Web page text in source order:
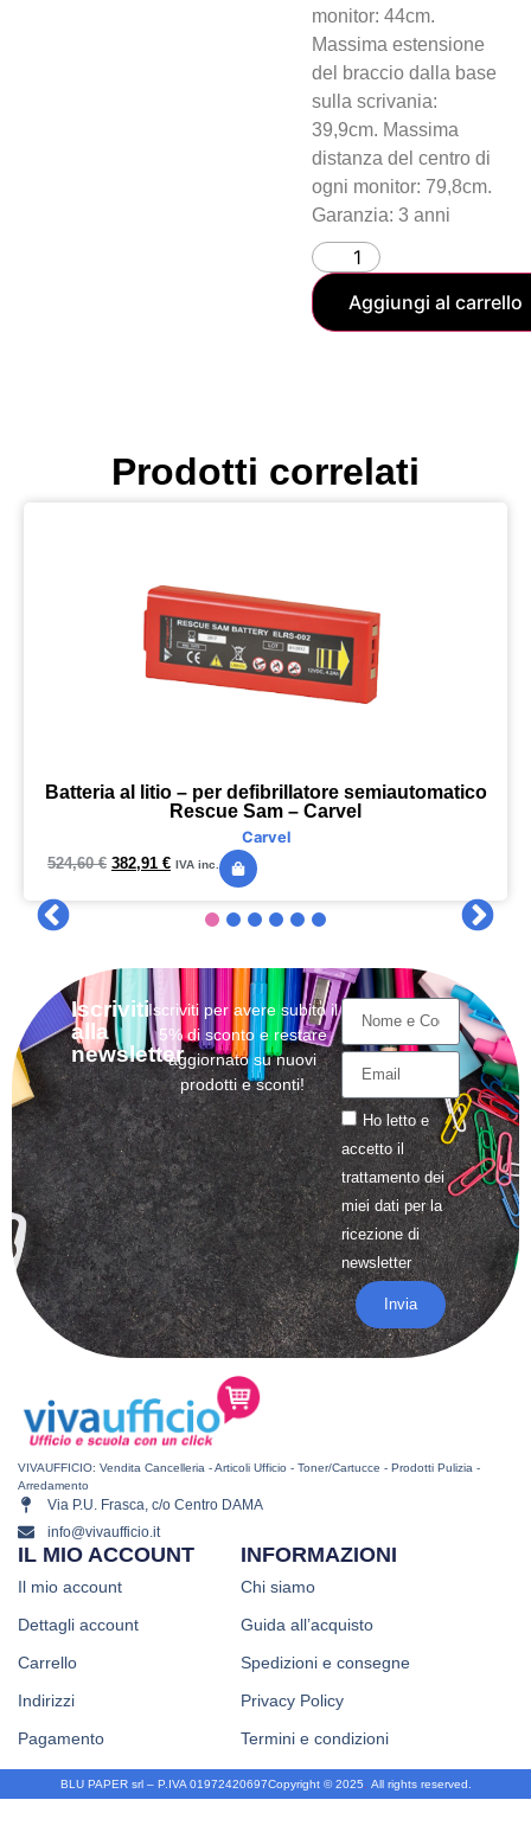
monitor: 44cm.
Massima estensione
del braccio dalla base
sulla scrivania:
39,9cm. Massima
distanza del centro di
ogni monitor: 79,8cm.
Garanzia: 3 anni
Aggiungi al carrello
Prodotti correlati
Batteria al litio – per defibrillatore semiautomatico
Rescue Sam – Carvel
Carvel
524,60€ 382,91 € IVA inc.
Iscriviti
alla
newsletter
Iscriviti per avere subito il
5% di sconto e restare
aggiornato su nuovi
prodotti e sconti!
Ho letto e
accetto il
trattamentodei
miei dati per la
ricezione di
newsletter
Invia
VIVAUFFICIO: Vendita Cancelleria - Articoli Ufficio - Toner/Cartucce - Prodotti Pulizia -
Arredamento
Via P.U. Frasca, c/o Centro DAMA
info@vivaufficio.it
INFORMAZIONI
Chi siamo
Guida all’acquisto
Spedizioni e consegne
Privacy Policy
Termini e condizioni
IL MIO ACCOUNT
Il mio account
Dettagli account
Carrello
Indirizzi
Pagamento
Copyright © 2025. All rights reserved.
BLU PAPER srl – P.IVA 01972420697